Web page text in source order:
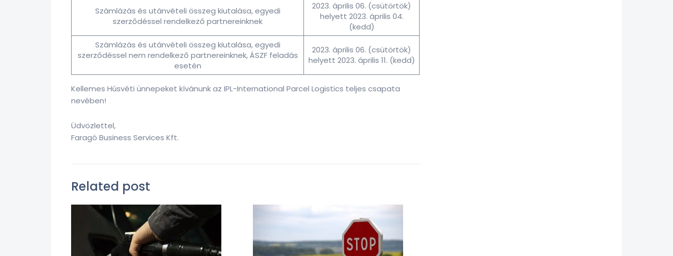
Számlázás és utánvételi összeg kiutalása, egyedi
szerződéssel rendelkező partnereinknek
2023. április 06. (csütörtök)
helyett 2023. április 04.
(kedd)
Számlázás és utánvételi összeg kiutalása, egyedi
szerződéssel nem rendelkező partnereinknek, ÁSZF feladás
esetén
2023. április 06. (csütörtök)
helyett 2023. április 11. (kedd)
Kellemes Húsvéti ünnepeket kívánunk az IPL-International Parcel Logistics teljes csapata
nevében!
Üdvözlettel,
Faragó Business Services Kft.
Related post